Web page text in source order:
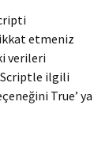
etmeniz
verileri
Scriptle ilgili
True’ ya